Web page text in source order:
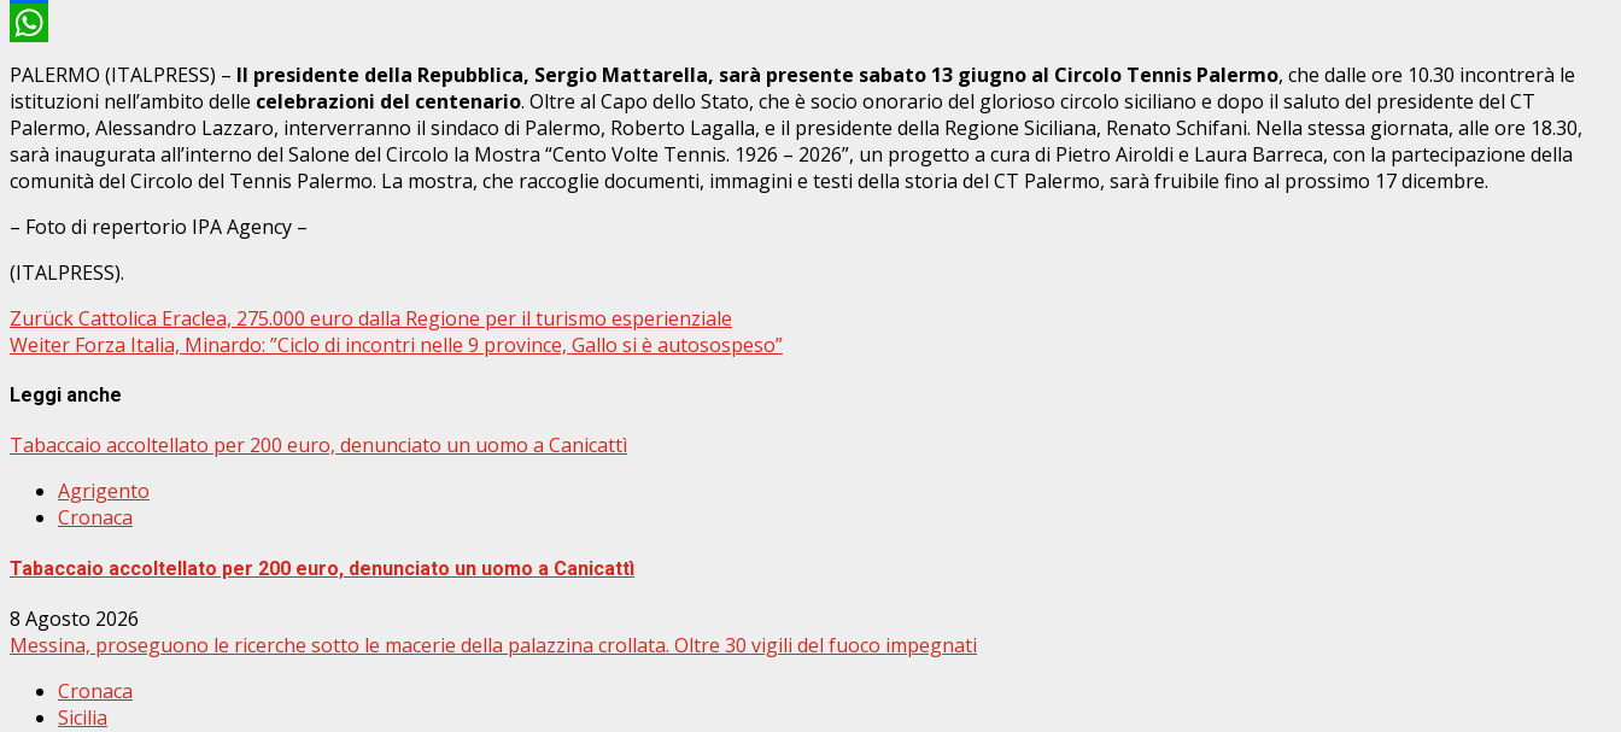
Facebook
WhatsApp
PALERMO (ITALPRESS) – Il presidente della Repubblica, Sergio Mattarella, sarà presente sabato 13 giugno al Circolo Tennis Palermo, che dalle ore 10.30 incontrerà le
istituzioni nell’ambito delle celebrazioni del centenario. Oltre al Capo dello Stato, che è socio onorario del glorioso circolo siciliano e dopo il saluto del presidente del CT
Palermo, Alessandro Lazzaro, interverranno il sindaco di Palermo, Roberto Lagalla, e il presidente della Regione Siciliana, Renato Schifani. Nella stessa giornata, alle ore 18.30,
sarà inaugurata all’interno del Salone del Circolo la Mostra “Cento Volte Tennis. 1926 – 2026”, un progetto a cura di Pietro Airoldi e Laura Barreca, con la partecipazione della
comunità del Circolo del Tennis Palermo. La mostra, che raccoglie documenti, immagini e testi della storia del CT Palermo, sarà fruibile fino al prossimo 17 dicembre.
– Foto di repertorio IPA Agency –
(ITALPRESS).
Beitragsnavigation
ZurückCattolica Eraclea, 275.000 euro dalla Regione per il turismo esperienziale
Weiter Forza Italia, Minardo: ”Ciclo di incontri nelle 9 province, Gallo si è autosospeso”
Leggi anche
Tabaccaio accoltellato per 200 euro, denunciato un uomo a Canicattì
Agrigento
Cronaca
Tabaccaio accoltellato per 200 euro, denunciato un uomo a Canicattì
8 Agosto 2026
Messina, proseguono le ricerche sotto le macerie della palazzina crollata. Oltre 30 vigili del fuoco impegnati
Cronaca
Sicilia